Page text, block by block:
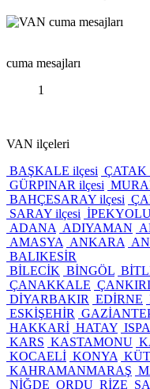
cuma mesajları
1
VAN ilçeleri
BAŞKALE ilçesi ÇATAK
GÜRPINAR ilçesi
BAHÇESARAY ilçesi
SARAY ilçesi
ADANA ADIYAMAN
AMASYA ANKARA
BALIKESİR
BİLECİK BİNGÖL
ÇANAKKALE ÇANKIRI
DİYARBAKIR EDİRNE
ESKİŞEHİR
HAKKARİ HATAY
KARS KASTAMONU
KOCAELİ KONYA
KAHRAMANMARAŞ
NİĞDE ORDU RİZE